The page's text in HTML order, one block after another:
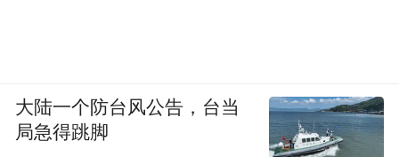
大陆一个防台风公告，台当
局急得跳脚